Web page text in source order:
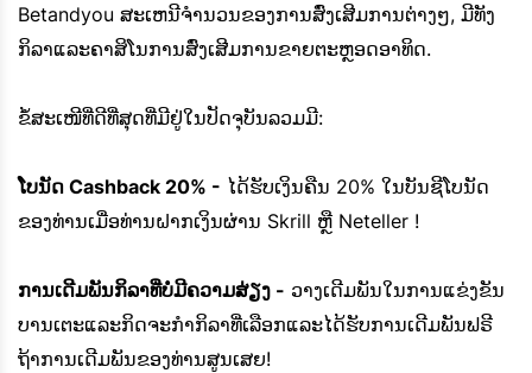
Betandyou ສະເຫນີຈໍານວນຂອງການສົ່ງເສີມການຕ່າງໆ, ມີທັງ
ກິລາແລະຄາສິໂນການສົ່ງເສີມການຂາຍຕະຫຼອດອາທິດ.
ຂໍ້ສະເໜີທີ່ດີທີ່ສຸດທີ່ມີຢູ່ໃນປັດຈຸບັນລວມມີ:
ໂບນັດ Cashback 20% - ໄດ້ຮັບເງິນຄືນ 20% ໃນບັນຊີໂບນັດ
ຂອງທ່ານເມື່ອທ່ານຝາກເງິນຜ່ານ Skrill ຫຼື Neteller !
ການເດີມພັນກິລາທີ່ບໍ່ມີຄວາມສ່ຽງ - ວາງເດີມພັນໃນການແຂ່ງຂັນ
ບານເຕະແລະກິດຈະກໍາກິລາທີ່ເລືອກແລະໄດ້ຮັບການເດີມພັນຟຣີ
ຖ້າການເດີມພັນຂອງທ່ານສູນເສຍ!